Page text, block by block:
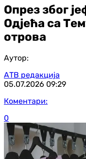
Опрез због
Одјећа са
отрова
Аутор:
АТВ редакција
05.07.2026 09:29
Коментари:
0